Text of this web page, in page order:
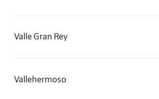
Valle Gran Rey
Vallehermoso